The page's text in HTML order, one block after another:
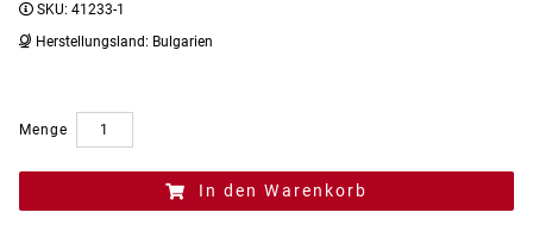
SKU: 41233-1
Herstellungsland: Bulgarien
Menge
In den Warenkorb